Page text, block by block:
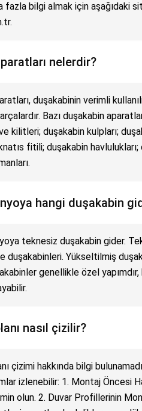
fazla bilgi almak için aşağıdaki
nelerdir?
duşakabinin verimli
Bazı duşakabin
kilitleri; duşakabin kulpları;
fitili; duşakabin
hangi duşakabin
teknesiz duşakabin gider.
duşakabinleri. Yükseltilmiş
genellikle özel
nasıl çizilir?
çizimi hakkında bilgi
izlenebilir: 1. Montaj Öncesi
olun. 2. Duvar Profillerinin